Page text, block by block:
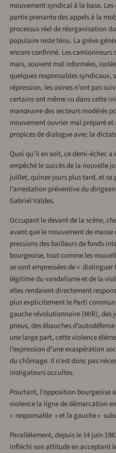
mouvement syndical à la base.
partie prenante des appels à la
processus réel de réorganisation
populaire reste ténu. La grève
encore confirmé. Les
mais, souvent mal informées,
quelques responsables syndicaux,
répression, les usines n’ont pas
certains ont même vu dans cette
manœuvre des secteurs modérés
mouvement ouvrier mal préparé
propices de dialogue avec la
Quoi qu’il en soit, ce demi-échec a
empêché le succès de la nouvelle
juillet, quinze jours plus tard, et
l’arrestation préventive du
Gabriel Valdes.
Occupant le devant de la scène,
avant que le mouvement de
pressions des bailleurs de fonds
bourgeoise, tout comme les
se sont empressées de «
légitime du vandalisme et de la
elles rendaient directement
plus explicitement le Parti
gauche révolutionnaire (MIR), des
pneus, des ébauches
une large part, cette violence
l’expression d’une exaspération
du chômage. Il n’est donc pas
instigateurs occultes.
Pourtant, l’opposition bourgeoise
violence la ligne de démarcation
« responsable » et la gauche «
Parallèlement, depuis le 14 juin
infléchi son attitude en acceptant